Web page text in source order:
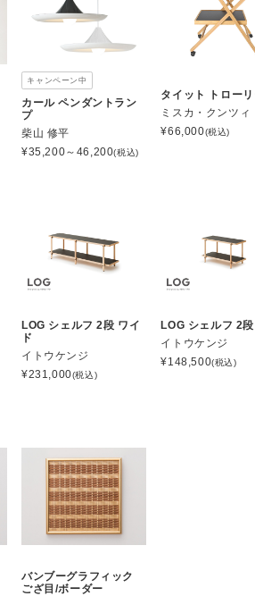
キャンペーン中
カール ペンダントラン
プ
柴山 修平
¥35,200～46,200(税込)
タイット トロー
ミスカ・クンツィ
¥66,000(税込)
LOG シェルフ 2段 ワイ
ド
イトウケンジ
¥231,000(税込)
LOG シェルフ 2段
イトウケンジ
¥148,500(税込)
バンブーグラフィック
ござ目/ボーダー